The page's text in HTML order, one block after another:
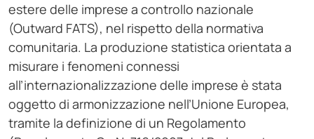
estere delle imprese a controllo nazionale
(Outward FATS), nel rispetto della normativa
comunitaria. La produzione statistica orientata a
misurare i fenomeni connessi
all’internazionalizzazione delle imprese è stata
oggetto di armonizzazione nell’Unione Europea,
tramite la definizione di un Regolamento